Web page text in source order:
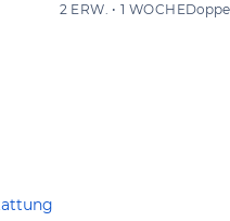
2 ERW. • 1 WOCHE